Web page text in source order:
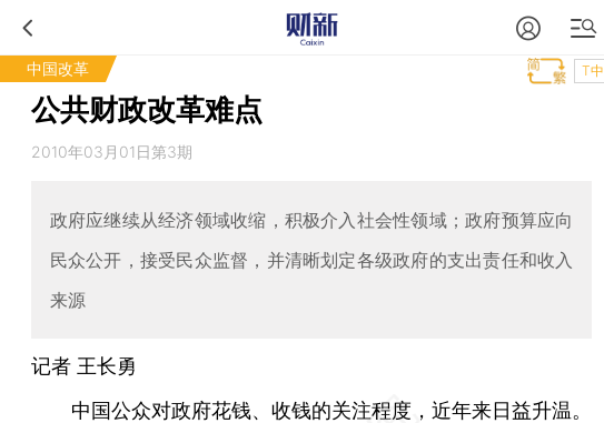
中国改革 T中
公共财政改革难点
2010年03月01日第3期
政府应继续从经济领域收缩，积极介入社会性领域；政府预算应向
民众公开，接受民众监督，并清晰划定各级政府的支出责任和收入
来源
记者 王长勇
中国公众对政府花钱、收钱的关注程度，近年来日益升温。